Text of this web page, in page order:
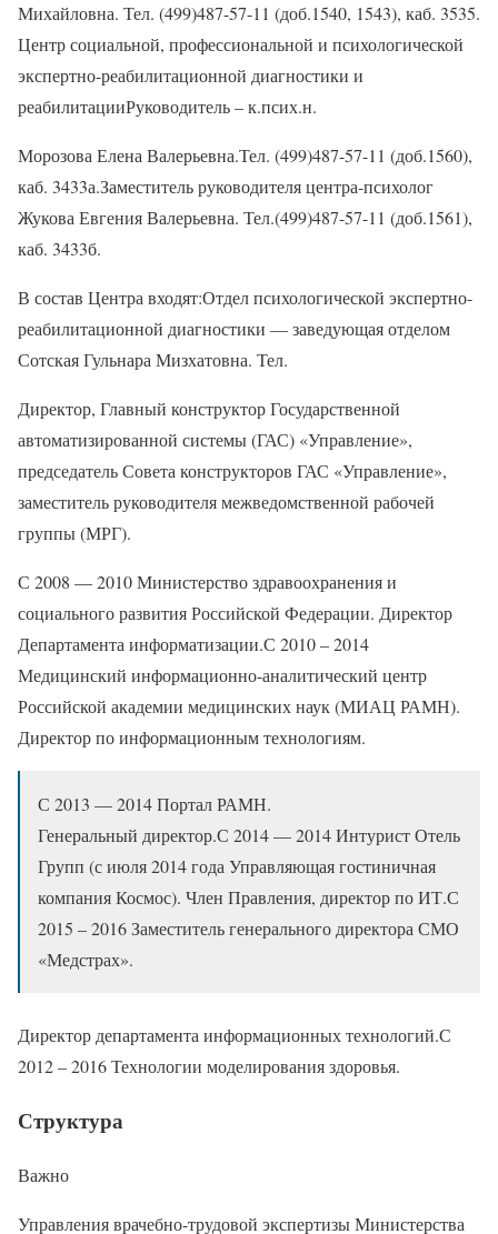
Михайловна. Тел. (499)487-57-11 (доб.1540, 1543), каб. 3535.
Центр социальной, профессиональной и психологической
экспертно-реабилитационной диагностики и
реабилитацииРуководитель – к.псих.н.
Морозова Елена Валерьевна.Тел. (499)487-57-11 (доб.1560),
каб. 3433а.Заместитель руководителя центра-психолог
Жукова Евгения Валерьевна. Тел.(499)487-57-11 (доб.1561),
каб. 3433б.
В состав Центра входят:Отдел психологической экспертно-
реабилитационной диагностики — заведующая отделом
Сотская Гульнара Мизхатовна. Тел.
Директор, Главный конструктор Государственной
автоматизированной системы (ГАС) «Управление»,
председатель Совета конструкторов ГАС «Управление»,
заместитель руководителя межведомственной рабочей
группы (МРГ).
С 2008 — 2010 Министерство здравоохранения и
социального развития Российской Федерации. Директор
Департамента информатизации.С 2010 – 2014
Медицинский информационно-аналитический центр
Российской академии медицинских наук (МИАЦ РАМН).
Директор по информационным технологиям.
С 2013 — 2014 Портал РАМН.
Генеральный директор.С 2014 — 2014 Интурист Отель
Групп (с июля 2014 года Управляющая гостиничная
компания Космос). Член Правления, директор по ИТ.С
2015 – 2016 Заместитель генерального директора СМО
«Медстрах».
Директор департамента информационных технологий.С
2012 – 2016 Технологии моделирования здоровья.
Структура
Важно
Управления врачебно-трудовой экспертизы Министерства